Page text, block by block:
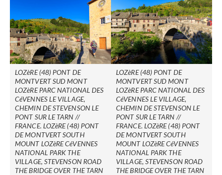
LOZèRE (48) PONT DE
MONTVERT SUD MONT
LOZèRE PARC NATIONAL DES
CéVENNES LE VILLAGE,
CHEMIN DE STEVENSON LE
PONT SUR LE TARN //
FRANCE. LOZèRE (48) PONT
DE MONTVERT SOUTH
MOUNT LOZèRE CéVENNES
NATIONAL PARK THE
VILLAGE, STEVENSON ROAD
THE BRIDGE OVER THE TARN
LOZèRE (48) PONT DE
MONTVERT SUD MONT
LOZèRE PARC NATIONAL DES
CéVENNES LE VILLAGE,
CHEMIN DE STEVENSON LE
PONT SUR LE TARN //
FRANCE. LOZèRE (48) PONT
DE MONTVERT SOUTH
MOUNT LOZèRE CéVENNES
NATIONAL PARK THE
VILLAGE, STEVENSON ROAD
THE BRIDGE OVER THE TARN